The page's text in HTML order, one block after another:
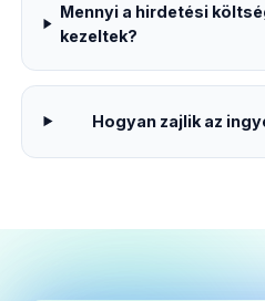
Mennyi a hirdetési
kezeltek?
Hogyan zajlik az